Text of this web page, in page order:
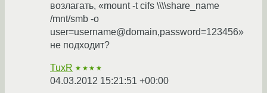
возлагать, «mount -t cifs \\\\share_name
/mnt/smb -o
user=username@domain,password=123456»
не подходит?
TuxR ★★★★
04.03.2012 15:21:51 +00:00